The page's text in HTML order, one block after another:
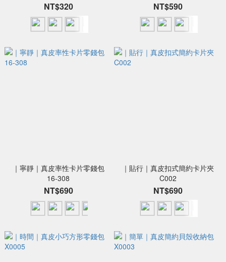
NT$320 NT$590
｜寧靜｜真皮率性卡片零錢包
16-308
NT$690
｜貼行｜真皮扣式簡約卡片夾
C002
NT$690